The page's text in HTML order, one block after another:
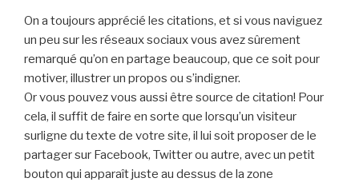
On a toujours apprécié les citations, et si vous naviguez
un peu sur les réseaux sociaux vous avez sûrement
remarqué qu’on en partage beaucoup, que ce soit pour
motiver, illustrer un propos ou s’indigner.
Or vous pouvez vous aussi être source de citation! Pour
cela, il suffit de faire en sorte que lorsqu’un visiteur
surligne du texte de votre site, il lui soit proposer de le
partager sur Facebook, Twitter ou autre, avec un petit
bouton qui apparaît juste au dessus de la zone